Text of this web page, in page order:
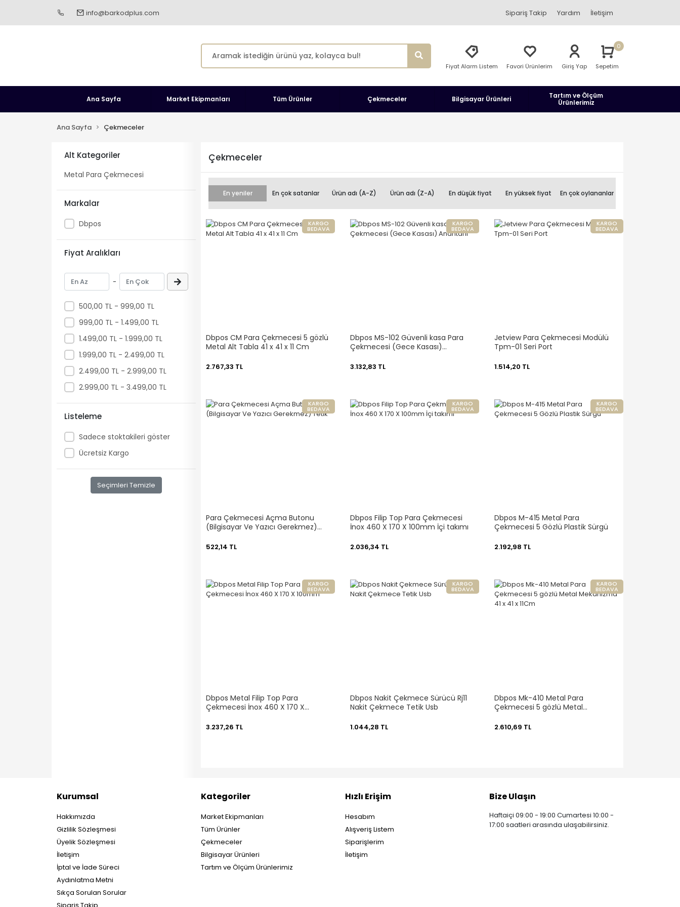
info@barkodplus.com Sipariş Takip Yardım İletişim
Fiyat Alarm Listem Favori Ürünlerim Giriş Yap Sepetim
0
Ana Sayfa Market Ekipmanları Tüm Ürünler Çekmeceler Bilgisayar Ürünleri
Tartım ve Ölçüm
Ürünlerimiz
Ana Sayfa Çekmeceler
Alt Kategoriler
Metal Para Çekmecesi
Markalar
Dbpos
Fiyat Aralıkları
-
500,00 TL - 999,00 TL
999,00 TL - 1.499,00 TL
1.499,00 TL - 1.999,00 TL
1.999,00 TL - 2.499,00 TL
2.499,00 TL - 2.999,00 TL
2.999,00 TL - 3.499,00 TL
Listeleme
Sadece stoktakileri göster
Ücretsiz Kargo
Seçimleri Temizle
Çekmeceler
En yeniler En çok satanlar Ürün adı (A-Z) Ürün adı (Z-A) En düşük fiyat En yüksek fiyat En çok oylananlar
KARGO
BEDAVA
Dbpos CM Para Çekmecesi 5 gözlü
Metal Alt Tabla 41 x 41 x 11 Cm
2.767,33 TL
KARGO
BEDAVA
Dbpos MS-102 Güvenli kasa Para
Çekmecesi (Gece Kasası)
3.132,83 TL
KARGO
BEDAVA
Jetview Para Çekmecesi Modülü
Tpm-01 Seri Port
1.514,20 TL
KARGO
BEDAVA
Para Çekmecesi Açma Butonu
(Bilgisayar Ve Yazıcı Gerekmez)
522,14 TL
KARGO
BEDAVA
Dbpos Filip Top Para Çekmecesi
İnox 460 X 170 X 100mm İçi takımı
2.036,34 TL
KARGO
BEDAVA
Dbpos M-415 Metal Para
Çekmecesi 5 Gözlü Plastik Sürgü
2.192,98 TL
KARGO
BEDAVA
Dbpos Metal Filip Top Para
Çekmecesi İnox 460 X 170 X
3.237,26 TL
KARGO
BEDAVA
Dbpos Nakit Çekmece Sürücü Rj11
Nakit Çekmece Tetik Usb
1.044,28 TL
KARGO
BEDAVA
Dbpos Mk-410 Metal Para
Çekmecesi 5 gözlü Metal
2.610,69 TL
Kurumsal
Hakkımızda
Gizlilik Sözleşmesi
Üyelik Sözleşmesi
İletişim
İptal ve İade Süreci
Aydınlatma Metni
Sıkça Sorulan Sorular
Kategoriler
Market Ekipmanları
Tüm Ürünler
Çekmeceler
Bilgisayar Ürünleri
Tartım ve Ölçüm Ürünlerimiz
Hızlı Erişim
Hesabım
Alışveriş Listem
Siparişlerim
İletişim
Bize Ulaşın
Haftaiçi 09:00 - 19:00 Cumartesi 10:00 -
17:00 saatleri arasında ulaşabilirsiniz.